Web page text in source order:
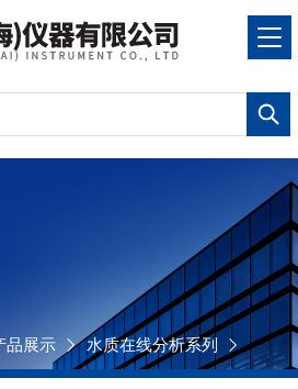
品展示 水质在线分析系列